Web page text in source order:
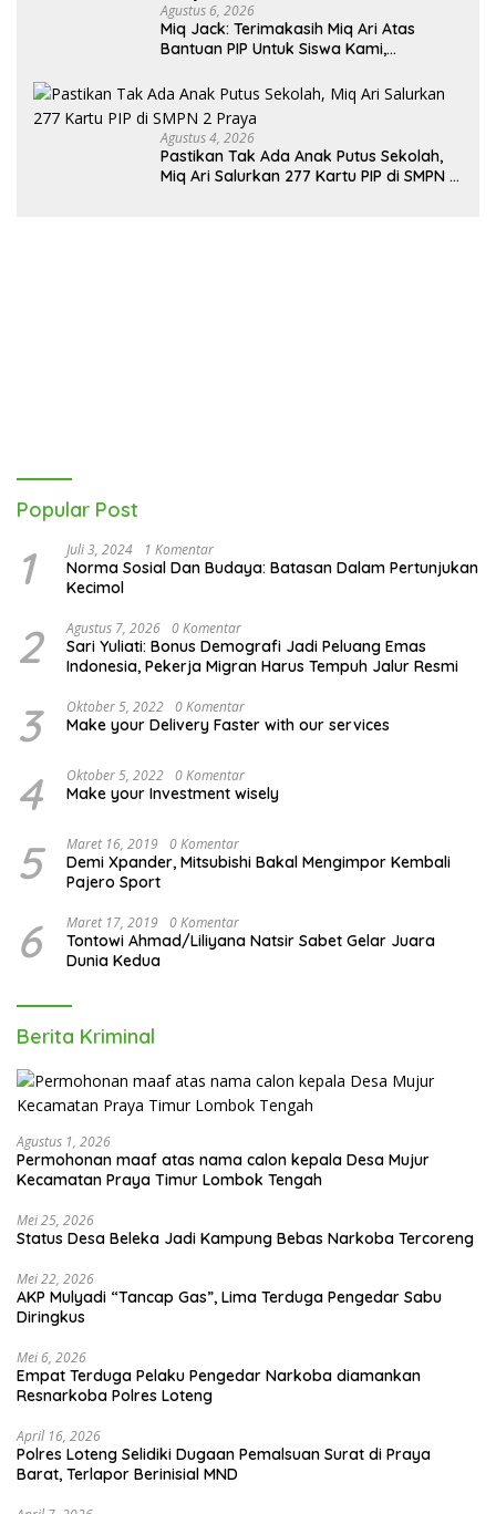
Agustus 6, 2026
Miq Jack: Terimakasih Miq Ari Atas
Bantuan PIP Untuk Siswa Kami,
Peruntukan
Agustus 4, 2026
Pastikan Tak Ada Anak Putus Sekolah,
Miq Ari Salurkan 277 Kartu PIP di SMPN 2
Popular Post
1 Juli 3, 2024 1 Komentar
Norma Sosial Dan Budaya: Batasan Dalam Pertunjukan
Kecimol
2 Agustus 7, 2026 0 Komentar
Sari Yuliati: Bonus Demografi Jadi Peluang Emas
Indonesia, Pekerja Migran Harus Tempuh Jalur Resmi
3 Oktober 5, 2022 0 Komentar
Make your Delivery Faster with our services
4 Oktober 5, 2022 0 Komentar
Make your Investment wisely
5 Maret 16, 2019 0 Komentar
Demi Xpander, Mitsubishi Bakal Mengimpor Kembali
Pajero Sport
6 Maret 17, 2019 0 Komentar
Tontowi Ahmad/Liliyana Natsir Sabet Gelar Juara
Dunia Kedua
Berita Kriminal
Agustus 1, 2026
Permohonan maaf atas nama calon kepala Desa Mujur
Kecamatan Praya Timur Lombok Tengah
Mei 25, 2026
Status Desa Beleka Jadi ‎Kampung Bebas Narkoba Tercoreng
Mei 22, 2026
AKP Mulyadi “Tancap Gas”, Lima Terduga Pengedar Sabu
Diringkus
Mei 6, 2026
Empat Terduga Pelaku Pengedar Narkoba diamankan
Resnarkoba Polres Loteng
April 16, 2026
Polres Loteng Selidiki Dugaan Pemalsuan Surat di Praya
Barat, Terlapor Berinisial MND